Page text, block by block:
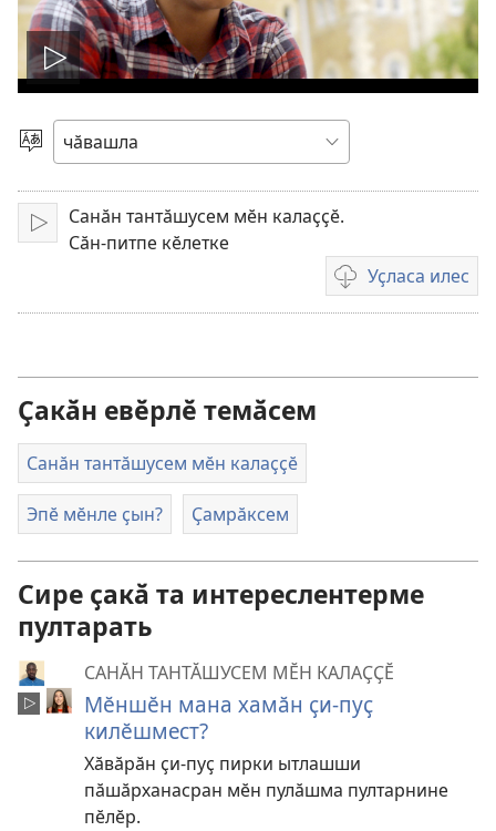
Видео
ярӑр
Чӗлхене
суйласа
илӗр
Ярӑр
Санӑн тантӑшусем мӗн калаҫҫӗ.
Сӑн-питпе кӗлетке
Уҫласа илес
Видеона
уҫласа
Ҫакӑн евӗрлӗ темӑсем
Санӑн тантӑшусем мӗн калаҫҫӗ
Эпӗ мӗнле ҫын? Ҫамрӑксем
Сире ҫакӑ та интереслентерме
пултарать
САНӐН ТАНТӐШУСЕМ МӖН КАЛАҪҪӖ
Мӗншӗн мана хамӑн ҫи-пуҫ
килӗшмест?
Хӑвӑрӑн ҫи-пуҫ пирки ытлашши
пӑшӑрханасран мӗн пулӑшма пултарнине
пӗлӗр.